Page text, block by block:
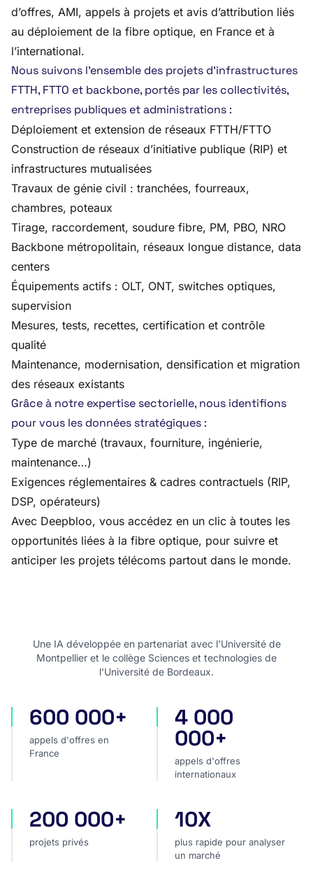
d’offres, AMI, appels à projets et avis d’attribution liés
au déploiement de la fibre optique, en France et à
l’international.
Nous suivons l’ensemble des projets d’infrastructures
FTTH, FTTO et backbone, portés par les collectivités,
entreprises publiques et administrations :
Déploiement et extension de réseaux FTTH/FTTO
Construction de réseaux d’initiative publique (RIP) et
infrastructures mutualisées
Travaux de génie civil : tranchées, fourreaux,
chambres, poteaux
Tirage, raccordement, soudure fibre, PM, PBO, NRO
Backbone métropolitain, réseaux longue distance, data
centers
Équipements actifs : OLT, ONT, switches optiques,
supervision
Mesures, tests, recettes, certification et contrôle
qualité
Maintenance, modernisation, densification et migration
des réseaux existants
Grâce à notre expertise sectorielle, nous identifions
pour vous les données stratégiques :
Type de marché (travaux, fourniture, ingénierie,
maintenance…)
Exigences réglementaires & cadres contractuels (RIP,
DSP, opérateurs)
Avec Deepbloo, vous accédez en un clic à toutes les
opportunités liées à la fibre optique, pour suivre et
anticiper les projets télécoms partout dans le monde.
Une IA développée en partenariat avec l'Université de
Montpellier et le collège Sciences et technologies de
l'Université de Bordeaux.
appels d'offres en France
600 000+
appels d'offres en
France
appels d'offres
4 000
000+
appels d'offres
internationaux
projets privés
200 000+
projets privés
plus rapide pour analyser
10X
plus rapide pour analyser
un marché